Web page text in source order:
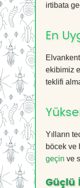
irtibata
En
ekibimiz
teklifi
Yılların
böcek ve
geçin ve
Güçlü